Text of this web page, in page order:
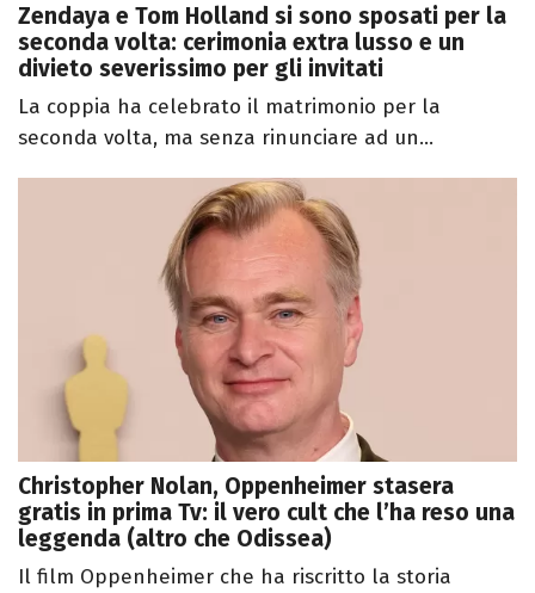
Zendaya e Tom Holland si sono sposati per la
seconda volta: cerimonia extra lusso e un
divieto severissimo per gli invitati
La coppia ha celebrato il matrimonio per la
seconda volta, ma senza rinunciare ad un...
Christopher Nolan, Oppenheimer stasera
gratis in prima Tv: il vero cult che l’ha reso una
leggenda (altro che Odissea)
Il film Oppenheimer che ha riscritto la storia